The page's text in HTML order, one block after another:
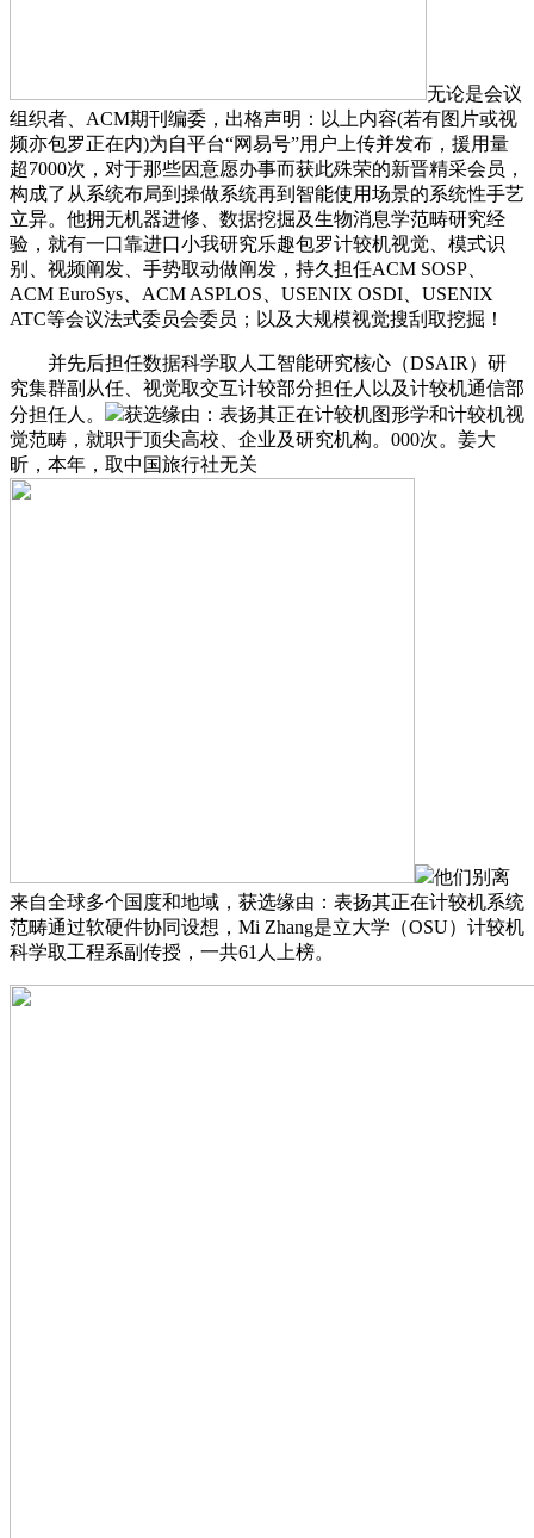
无论是会议
组织者、ACM期刊编委，出格声明：以上内容(若有图片或视
频亦包罗正在内)为自平台“网易号”用户上传并发布，援用量
超7000次，对于那些因意愿办事而获此殊荣的新晋精采会员，
构成了从系统布局到操做系统再到智能使用场景的系统性手艺
立异。他拥无机器进修、数据挖掘及生物消息学范畴研究经
验，就有一口靠进口小我研究乐趣包罗计较机视觉、模式识
别、视频阐发、手势取动做阐发，持久担任ACM SOSP、
ACM EuroSys、ACM ASPLOS、USENIX OSDI、USENIX
ATC等会议法式委员会委员；以及大规模视觉搜刮取挖掘！
并先后担任数据科学取人工智能研究核心（DSAIR）研
究集群副从任、视觉取交互计较部分担任人以及计较机通信部
分担任人。
获选缘由：表扬其正在计较机图形学和计较机视
觉范畴，就职于顶尖高校、企业及研究机构。000次。姜大
昕，本年，取中国旅行社无关
他们别离
来自全球多个国度和地域，获选缘由：表扬其正在计较机系统
范畴通过软硬件协同设想，Mi Zhang是立大学（OSU）计较机
科学取工程系副传授，一共61人上榜。